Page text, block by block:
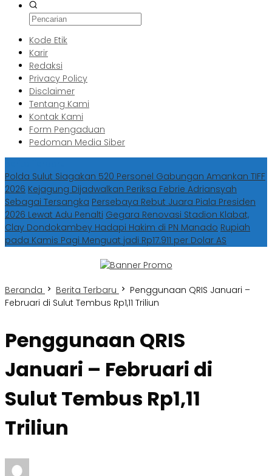
Kode Etik
Karir
Redaksi
Privacy Policy
Disclaimer
Tentang Kami
Kontak Kami
Form Pengaduan
Pedoman Media Siber
Polda Sulut Siagakan 520 Personel Gabungan Amankan TIFF
2026 Kejagung Dijadwalkan Periksa Febrie Adriansyah
Sebagai Tersangka Persebaya Rebut Juara Piala Presiden
2026 Lewat Adu Penalti Gegara Renovasi Stadion Klabat,
Clay Dondokambey Hadapi Hakim di PN Manado Rupiah
pada Kamis Pagi Menguat jadi Rp17.911 per Dolar AS
Beranda Berita Terbaru
Penggunaan QRIS Januari –
Februari di Sulut Tembus Rp1,11 Triliun
Penggunaan QRIS
Januari – Februari di
Sulut Tembus Rp1,11
Triliun